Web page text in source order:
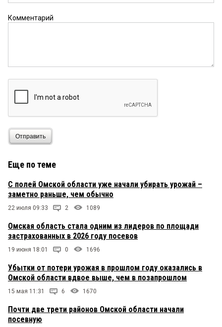
Комментарий
Отправить
Еще по теме
С полей Омской области уже начали убирать урожай –
заметно раньше, чем обычно
22 июля 09:33 2 1089
Омская область стала одним из лидеров по площади
застрахованных в 2026 году посевов
19 июня 18:01 0 1696
Убытки от потери урожая в прошлом году оказались в
Омской области вдвое выше, чем в позапрошлом
15 мая 11:31 6 1670
Почти две трети районов Омской области начали
посевную